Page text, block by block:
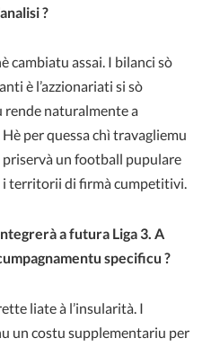
?
cambiatu assai. I bilanci sò
è l’azzionariati si sò
naturalmente a
per quessa chì travagliemu
priservà un football pupulare
territorii di firmà cumpetitivi.
a futura Liga 3. A
specificu ?
liate à l’insularità. I
un costu supplementariu per